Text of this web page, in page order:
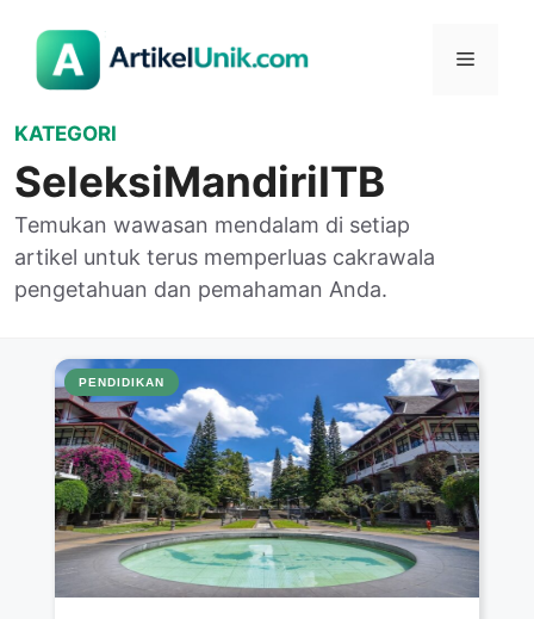
Menu
KATEGORI
SeleksiMandiriITB
Temukan wawasan mendalam di setiap
artikel untuk terus memperluas cakrawala
pengetahuan dan pemahaman Anda.
PENDIDIKAN